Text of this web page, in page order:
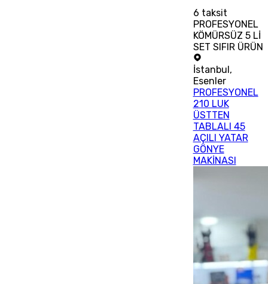
6 taksit
PROFESYONEL
KÖMÜRSÜZ 5 Lİ
SET SIFIR ÜRÜN
İstanbul,
Esenler
PROFESYONEL
210 LUK
ÜSTTEN
TABLALI 45
AÇILI YATAR
GÖNYE
MAKİNASI